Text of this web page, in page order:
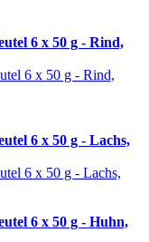
6 x 50 g - Rind,
6 x 50 g - Lachs,
6 x 50 g - Huhn,